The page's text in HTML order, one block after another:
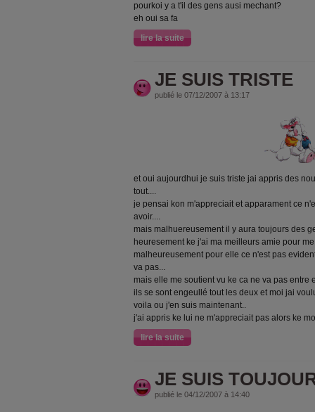
pourkoi y a t'il des gens ausi mechant?
eh oui sa fa
lire la suite
JE SUIS TRISTE
publié le 07/12/2007 à 13:17
et oui aujourdhui je suis triste jai appris des
tout....
je pensai kon m'appreciait et apparament ce
avoir....
mais malhuereusement il y aura toujours des
heuresement ke j'ai ma meilleurs amie pour
malheureusement pour elle ce n'est pas
va pas...
mais elle me soutient vu ke ca ne va pas entre
ils se sont engeullé tout les deux et moi jai
voila ou j'en suis maintenant..
j'ai appris ke lui ne m'appreciait pas alors ke
lire la suite
JE SUIS
publié le 04/12/2007 à 14:40